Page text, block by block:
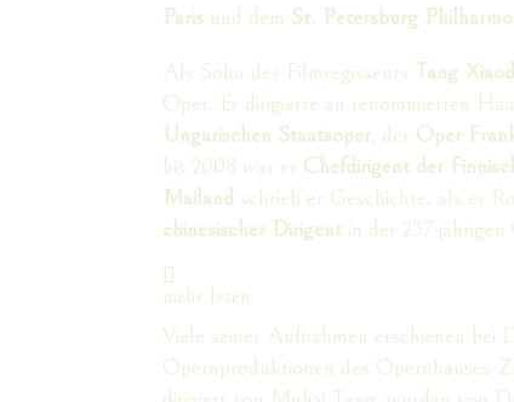
Paris und dem St. Petersburg
Als Sohn des Filmregisseurs Tang
Oper. Er dirigierte an renommierten
Ungarischen Staatsoper, der Oper
bis 2008 war er Chefdirigent der
Mailand schrieb er Geschichte, als er
chinesischer Dirigent in der 237-
mehr lesen
Viele seiner Aufnahmen erschienen
Opernproduktionen des Opernhauses